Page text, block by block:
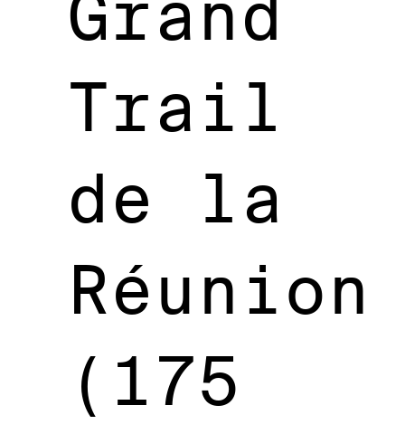
Grand
Trail
de la
Réunion
(175